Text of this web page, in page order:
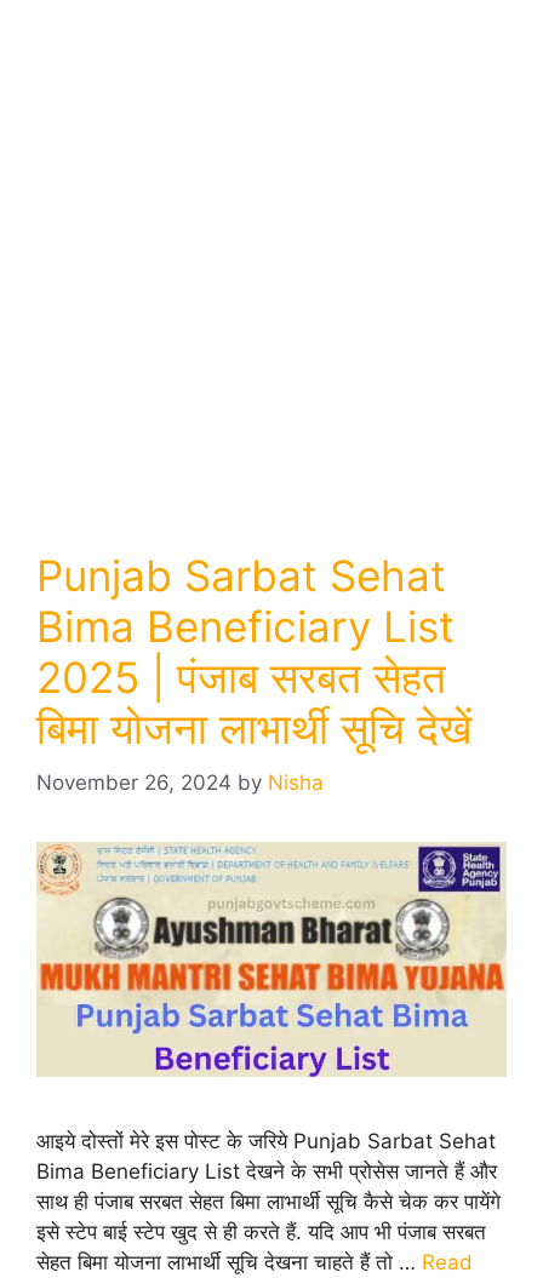
Punjab Sarbat Sehat
Bima Beneficiary List
2025 | पंजाब सरबत सेहत
बिमा योजना लाभार्थी सूचि देखें
November 26, 2024 by Nisha
आइये दोस्तों मेरे इस पोस्ट के जरिये Punjab Sarbat Sehat
Bima Beneficiary List देखने के सभी प्रोसेस जानते हैं और
साथ ही पंजाब सरबत सेहत बिमा लाभार्थी सूचि कैसे चेक कर पायेंगे
इसे स्टेप बाई स्टेप खुद से ही करते हैं. यदि आप भी पंजाब सरबत
सेहत बिमा योजना लाभार्थी सूचि देखना चाहते हैं तो … Read